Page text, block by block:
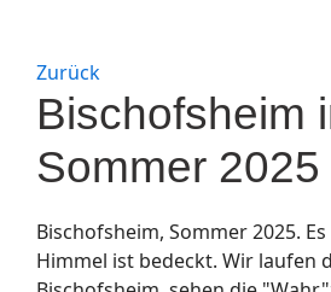
Zurück
Bischofsheim
Sommer 2025
Bischofsheim, Sommer 2025.
Himmel ist bedeckt. Wir laufen